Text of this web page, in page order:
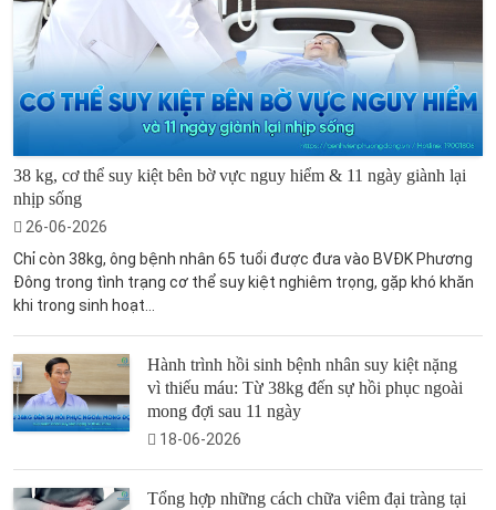
38 kg, cơ thể suy kiệt bên bờ vực nguy hiểm & 11 ngày giành lại
nhịp sống
26-06-2026
Chỉ còn 38kg, ông bệnh nhân 65 tuổi được đưa vào BVĐK Phương
Đông trong tình trạng cơ thể suy kiệt nghiêm trọng, gặp khó khăn
khi trong sinh hoạt...
Hành trình hồi sinh bệnh nhân suy kiệt nặng
vì thiếu máu: Từ 38kg đến sự hồi phục ngoài
mong đợi sau 11 ngày
18-06-2026
Tổng hợp những cách chữa viêm đại tràng tại